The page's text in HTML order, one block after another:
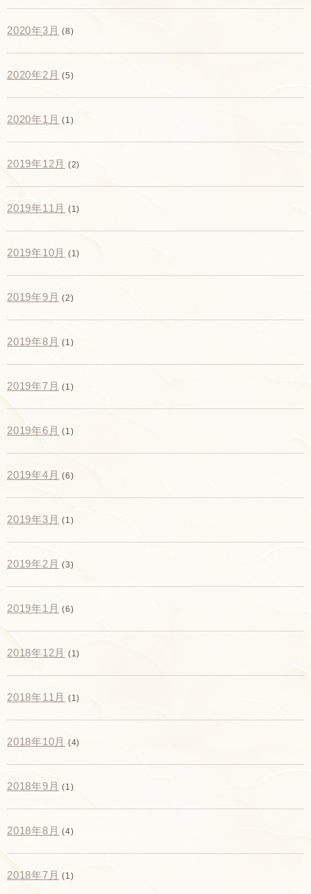
2020年3月 (8)
2020年2月 (5)
2020年1月 (1)
2019年12月 (2)
2019年11月 (1)
2019年10月 (1)
2019年9月 (2)
2019年8月 (1)
2019年7月 (1)
2019年6月 (1)
2019年4月 (6)
2019年3月 (1)
2019年2月 (3)
2019年1月 (6)
2018年12月 (1)
2018年11月 (1)
2018年10月 (4)
2018年9月 (1)
2018年8月 (4)
2018年7月 (1)